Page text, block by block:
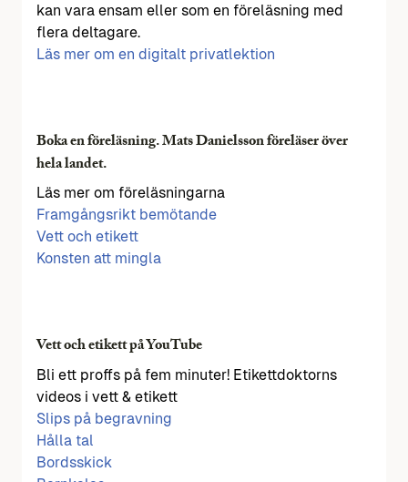
kan vara ensam eller som en föreläsning med
flera deltagare.
Läs mer om en digitalt privatlektion
Boka en föreläsning. Mats Danielsson föreläser över
hela landet.
Läs mer om föreläsningarna
Framgångsrikt bemötande
Vett och etikett
Konsten att mingla
Vett och etikett på YouTube
Bli ett proffs på fem minuter! Etikettdoktorns
videos i vett & etikett
Slips på begravning
Hålla tal
Bordsskick